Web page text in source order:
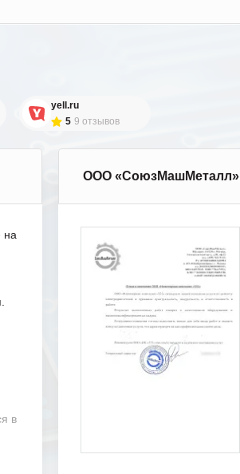
yell.ru
5 9 отзывов
на
в
ООО «СоюзМашМеталл»